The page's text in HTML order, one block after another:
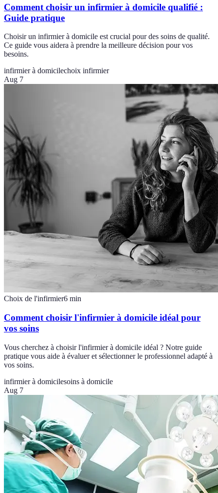
Comment choisir un infirmier à domicile qualifié :
Guide pratique
Choisir un infirmier à domicile est crucial pour des soins de qualité.
Ce guide vous aidera à prendre la meilleure décision pour vos
besoins.
infirmier à domicilechoix infirmier
Aug 7
Choix de l'infirmier6 min
Comment choisir l'infirmier à domicile idéal pour
vos soins
Vous cherchez à choisir l'infirmier à domicile idéal ? Notre guide
pratique vous aide à évaluer et sélectionner le professionnel adapté à
vos soins.
infirmier à domicilesoins à domicile
Aug 7